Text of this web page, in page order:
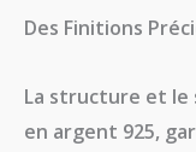
​Des Finitions
​La structure et le
en argent 925,